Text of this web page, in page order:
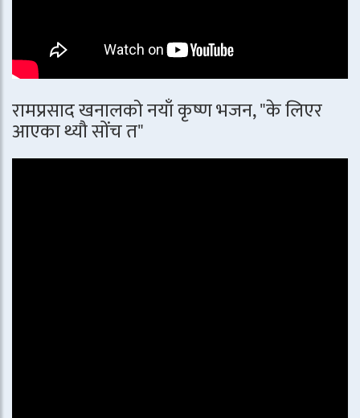
रामप्रसाद खनालको नयाँ कृष्ण भजन, "के लिएर
आएका थ्यौ सोंच त"